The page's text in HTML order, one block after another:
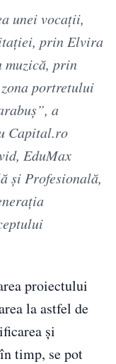
unei vocații,
prin Elvira
muzică, prin
portretului
a
Capital.ro
EduMax
și Profesională,
proiectului
la astfel de
și
timp, se pot